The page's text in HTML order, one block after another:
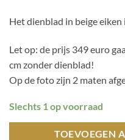
Het dienblad in beige
Let op: de prijs 349 euro
cm zonder dienblad!
Op de foto zijn 2 maten
Slechts 1 op voorraad
TOEVOEGEN